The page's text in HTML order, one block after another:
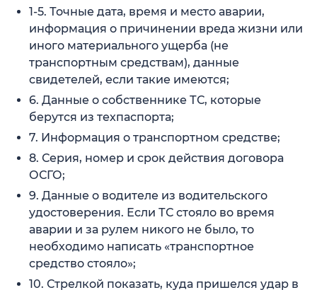
1-5. Точные дата, время и место аварии,
информация о причинении вреда жизни или
иного материального ущерба (не
транспортным средствам), данные
свидетелей, если такие имеются;
6. Данные о собственнике ТС, которые
берутся из техпаспорта;
7. Информация о транспортном средстве;
8. Серия, номер и срок действия договора
ОСГО;
9. Данные о водителе из водительского
удостоверения. Если ТС стояло во время
аварии и за рулем никого не было, то
необходимо написать «транспортное
средство стояло»;
10. Стрелкой показать, куда пришелся удар в